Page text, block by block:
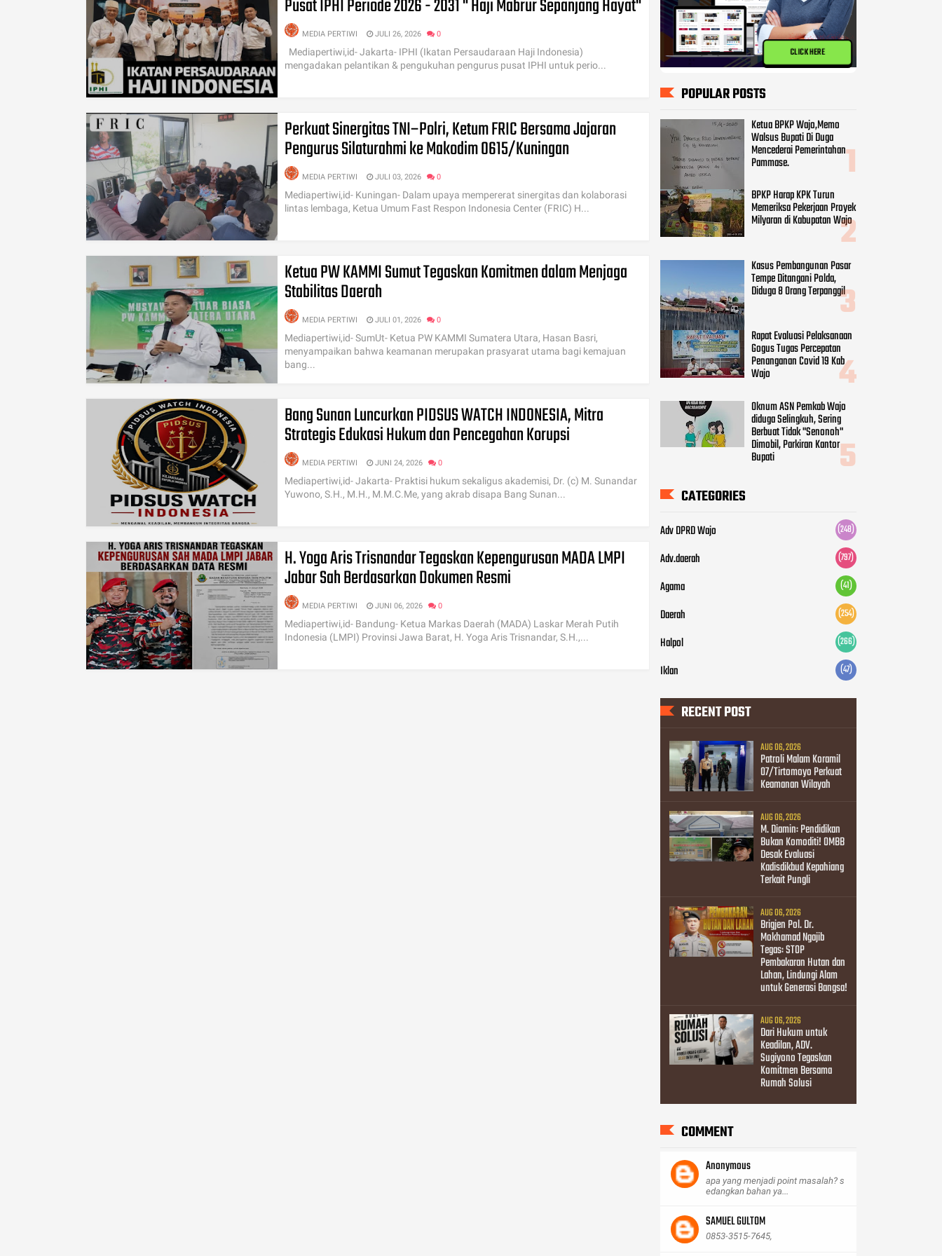
Pusat IPHI Periode 2026 - 2031 " Haji Mabrur Sepanjang Hayat"
MEDIA PERTIWI JULI 26, 2026 0
Mediapertiwi,id- Jakarta- IPHI (Ikatan Persaudaraan Haji Indonesia)
mengadakan pelantikan & pengukuhan pengurus pusat IPHI untuk perio...
Perkuat Sinergitas TNI–Polri, Ketum FRIC Bersama Jajaran
Pengurus Silaturahmi ke Makodim 0615/Kuningan
MEDIA PERTIWI JULI 03, 2026 0
Mediapertiwi,id- Kuningan- Dalam upaya mempererat sinergitas dan kolaborasi
lintas lembaga, Ketua Umum Fast Respon Indonesia Center (FRIC) H...
Ketua PW KAMMI Sumut Tegaskan Komitmen dalam Menjaga
Stabilitas Daerah
MEDIA PERTIWI JULI 01, 2026 0
Mediapertiwi,id- SumUt- Ketua PW KAMMI Sumatera Utara, Hasan Basri,
menyampaikan bahwa keamanan merupakan prasyarat utama bagi kemajuan
bang...
Bang Sunan Luncurkan PIDSUS WATCH INDONESIA, Mitra
Strategis Edukasi Hukum dan Pencegahan Korupsi
MEDIA PERTIWI JUNI 24, 2026 0
Mediapertiwi,id- Jakarta- Praktisi hukum sekaligus akademisi, Dr. (c) M. Sunandar
Yuwono, S.H., M.H., M.M.C.Me, yang akrab disapa Bang Sunan...
H. Yoga Aris Trisnandar Tegaskan Kepengurusan MADA LMPI
Jabar Sah Berdasarkan Dokumen Resmi
MEDIA PERTIWI JUNI 06, 2026 0
Mediapertiwi,id- Bandung- Ketua Markas Daerah (MADA) Laskar Merah Putih
Indonesia (LMPI) Provinsi Jawa Barat, H. Yoga Aris Trisnandar, S.H.,...
CLICK HERE
POPULAR POSTS
Ketua BPKP Wajo,Memo
Walsus Bupati Di Duga
Mencederai Pemerintahan
Pammase.
BPKP Harap KPK Turun
Memeriksa Pekerjaan Proyek
Milyaran di Kabupatan Wajo
Kasus Pembangunan Pasar
Tempe Ditangani Polda,
Diduga 8 Orang Terpanggil
Rapat Evaluasi Pelaksanaan
Gogus Tugas Percepatan
Penanganan Covid 19 Kab
Wajo
Oknum ASN Pemkab Wajo
diduga Selingkuh, Sering
Berbuat Tidak "Senonoh"
Dimobil, Parkiran Kantor
Bupati
CATEGORIES
Adv DPRD Wajo (248)
Adv.daerah (797)
Agama (41)
Daerah (254)
Halpol (266)
Iklan (47)
RECENT POST
AUG 06, 2026
Patroli Malam Koramil
07/Tirtomoyo Perkuat
Keamanan Wilayah
AUG 06, 2026
M. Diamin: Pendidikan
Bukan Komoditi! OMBB
Desak Evaluasi
Kadisdikbud Kepahiang
Terkait Pungli
AUG 06, 2026
Brigjen Pol. Dr.
Mokhamad Ngajib
Tegas: STOP
Pembakaran Hutan dan
Lahan, Lindungi Alam
untuk Generasi Bangsa!
AUG 06, 2026
Dari Hukum untuk
Keadilan, ADV.
Sugiyono Tegaskan
Komitmen Bersama
Rumah Solusi
COMMENT
Anonymous
apa yang menjadi point masalah? s
edangkan bahan ya...
SAMUEL GULTOM
0853-3515-7645,